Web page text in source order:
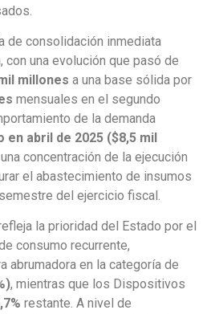
de consolidación inmediata
una evolución que pasó de
millones a una base sólida por
mensuales en el segundo
de la demanda
en abril de 2025 ($8,5 mil
concentración de la ejecución
el abastecimiento de insumos
del ejercicio fiscal.
la prioridad del Estado por el
consumo recurrente,
abrumadora en la categoría de
, mientras que los Dispositivos
restante. A nivel de